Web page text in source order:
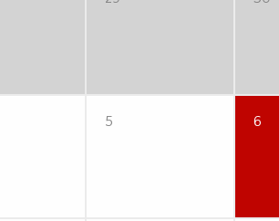
5 6